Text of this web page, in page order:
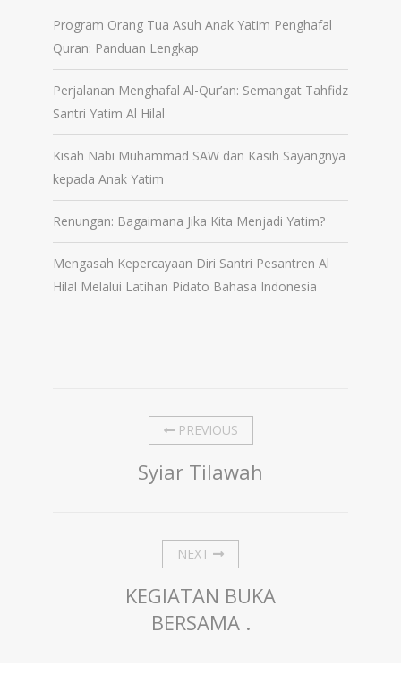
Program Orang Tua Asuh Anak Yatim Penghafal
Quran: Panduan Lengkap
Perjalanan Menghafal Al-Qur’an: Semangat Tahfidz
Santri Yatim Al Hilal
Kisah Nabi Muhammad SAW dan Kasih Sayangnya
kepada Anak Yatim
Renungan: Bagaimana Jika Kita Menjadi Yatim?
Mengasah Kepercayaan Diri Santri Pesantren Al
Hilal Melalui Latihan Pidato Bahasa Indonesia
PREVIOUS
Syiar Tilawah
NEXT
KEGIATAN BUKA
BERSAMA .